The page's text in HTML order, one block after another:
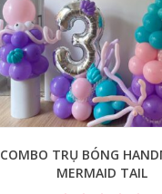
COMBO TRỤ BÓNG
MERMAID TAIL